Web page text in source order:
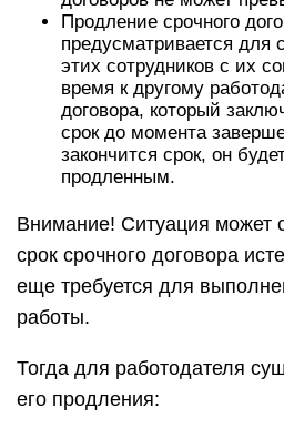
Продление срочного
предусматривается для
этих сотрудников с их
время к другому
договора, который
срок до момента
закончится срок, он
продленным.
Внимание! Ситуация может
срок срочного договора
еще требуется для
работы.
Тогда для работодателя
его продления: